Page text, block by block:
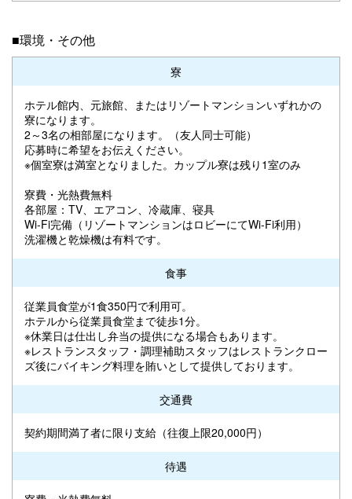
■環境・その他
寮
ホテル館内、元旅館、またはリゾートマンションいずれかの
寮になります。
2～3名の相部屋になります。（友人同士可能）
応募時に希望をお伝えください。
※個室寮は満室となりました。カップル寮は残り1室のみ
寮費・光熱費無料
各部屋：TV、エアコン、冷蔵庫、寝具
Wi-Fi完備（リゾートマンションはロビーにてWi-Fi利用）
洗濯機と乾燥機は有料です。
食事
従業員食堂が1食350円で利用可。
ホテルから従業員食堂まで徒歩1分。
※休業日は仕出し弁当の提供になる場合もあります。
※レストランスタッフ・調理補助スタッフはレストランクロー
ズ後にバイキング料理を賄いとして提供しております。
交通費
契約期間満了者に限り支給（往復上限20,000円）
待遇